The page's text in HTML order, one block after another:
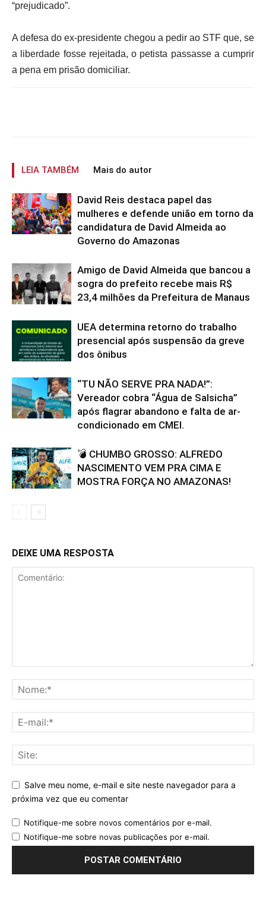
“prejudicado”.
A defesa do ex-presidente chegou a pedir ao STF que, se
a liberdade fosse rejeitada, o petista passasse a cumprir
a pena em prisão domiciliar.
LEIA TAMBÉM Mais do autor
David Reis destaca papel das
mulheres e defende união em torno da
candidatura de David Almeida ao
Governo do Amazonas
Amigo de David Almeida que bancou a
sogra do prefeito recebe mais R$
23,4 milhões da Prefeitura de Manaus
UEA determina retorno do trabalho
presencial após suspensão da greve
dos ônibus
“TU NÃO SERVE PRA NADA!”:
Vereador cobra “Água de Salsicha”
após flagrar abandono e falta de ar-
condicionado em CMEI.
💣 CHUMBO GROSSO: ALFREDO
NASCIMENTO VEM PRA CIMA E
MOSTRA FORÇA NO AMAZONAS!
DEIXE UMA RESPOSTA
Salve meu nome, e-mail e site neste navegador para a
próxima vez que eu comentar
Notifique-me sobre novos comentários por e-mail.
Notifique-me sobre novas publicações por e-mail.